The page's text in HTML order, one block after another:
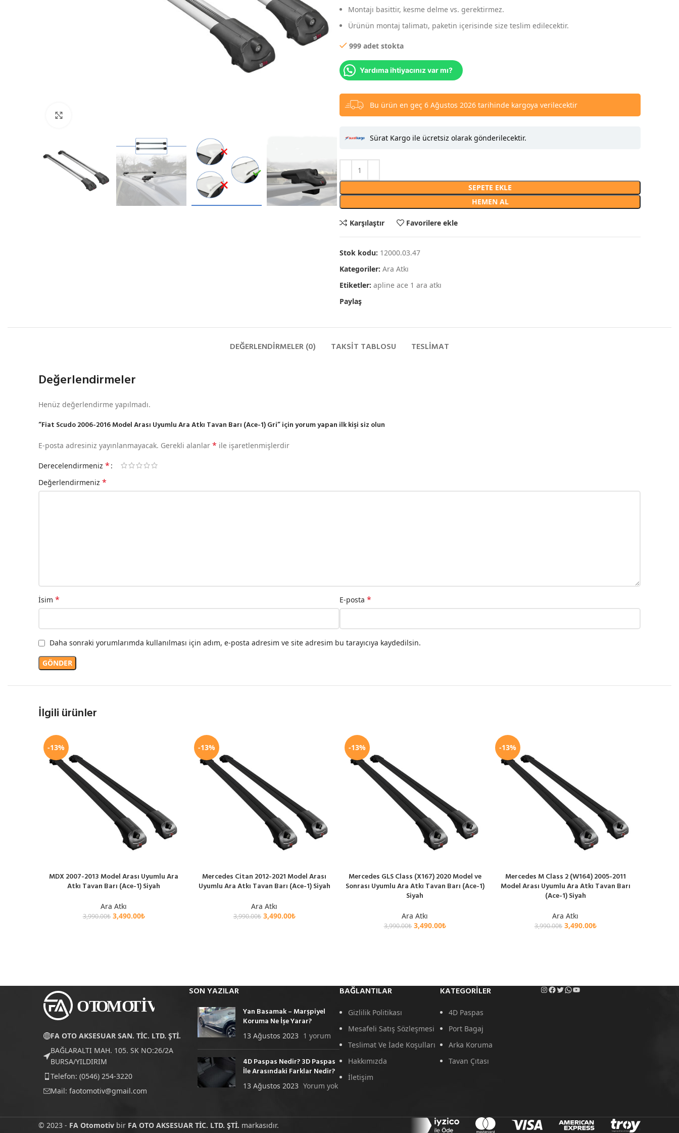
Montajı basittir, kesme delme vs. gerektirmez.
Ürünün montaj talimatı, paketin içerisinde size teslim edilecektir.
999 adet stokta
Yardıma ihtiyacınız var mı?
Bu ürün en geç 6 Ağustos 2026 tarihinde kargoya verilecektir
Sürat Kargo ile ücretsiz olarak gönderilecektir.
SEPETE EKLE
HEMEN AL
Karşılaştır Favorilere ekle
Stok kodu: 12000.03.47
Kategoriler: Ara Atkı
Etiketler: apline ace 1 ara atkı
Paylaş
DEĞERLENDIRMELER (0) TAKSIT TABLOSU TESLIMAT
Değerlendirmeler
Henüz değerlendirme yapılmadı.
“Fiat Scudo 2006-2016 Model Arası Uyumlu Ara Atkı Tavan Barı (Ace-1) Gri” için yorum yapan ilk kişi siz olun
E-posta adresiniz yayınlanmayacak. Gerekli alanlar * ile işaretlenmişlerdir
Derecelendirmeniz *
Değerlendirmeniz *
İsim * E-posta *
Daha sonraki yorumlarımda kullanılması için adım, e-posta adresim ve site adresim bu tarayıcıya kaydedilsin.
İlgili ürünler
-13%
SEPETE EKLE
MDX 2007-2013 Model Arası Uyumlu Ara
Atkı Tavan Barı (Ace-1) Siyah
Ara Atkı
3,990.00₺ 3,490.00₺
-13%
SEPETE EKLE
Mercedes Citan 2012-2021 Model Arası
Uyumlu Ara Atkı Tavan Barı (Ace-1) Siyah
Ara Atkı
3,990.00₺ 3,490.00₺
-13%
SEPETE EKLE
Mercedes GLS Class (X167) 2020 Model ve
Sonrası Uyumlu Ara Atkı Tavan Barı (Ace-1)
Siyah
Ara Atkı
3,990.00₺ 3,490.00₺
-13%
SEPETE EKLE
Mercedes M Class 2 (W164) 2005-2011
Model Arası Uyumlu Ara Atkı Tavan Barı
(Ace-1) Siyah
Ara Atkı
3,990.00₺ 3,490.00₺
FA OTO AKSESUAR SAN. TİC. LTD. ŞTİ.
BAĞLARALTI MAH. 105. SK NO:26/2A
BURSA/YILDIRIM
Telefon: (0546) 254-3220
Mail: faotomotiv@gmail.com
SON YAZILAR
Yan Basamak – Marşpiyel
Koruma Ne İşe Yarar?
13 Ağustos 2023 1 yorum
4D Paspas Nedir? 3D Paspas
İle Arasındaki Farklar Nedir?
13 Ağustos 2023 Yorum yok
BAĞLANTILAR
Gizlilik Politikası
Mesafeli Satış Sözleşmesi
Teslimat Ve İade Koşulları
Hakkımızda
İletişim
KATEGORILER
4D Paspas
Port Bagaj
Arka Koruma
Tavan Çıtası
© 2023 - FA Otomotiv bir FA OTO AKSESUAR TİC. LTD. ŞTİ. markasıdır.